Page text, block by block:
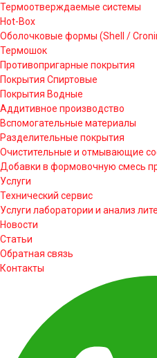
Термоотверждаемые системы
Hot-Box
Оболочковые формы (Shell /
Термошок
Противопригарные покрытия
Покрытия Спиртовые
Покрытия Водные
Аддитивное производство
Вспомогательные материалы
Разделительные покрытия
Очистительные и отмывающие
Добавки в формовочную смесь
Услуги
Технический сервис
Услуги лаборатории и анализ
Новости
Статьи
Обратная связь
Контакты